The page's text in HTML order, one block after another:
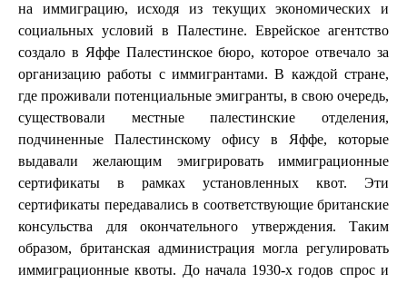
на иммиграцию, исходя из текущих экономических и
социальных условий в Палестине. Еврейское агентство
создало в Яффе Палестинское бюро, которое отвечало за
организацию работы с иммигрантами. В каждой стране,
где проживали потенциальные эмигранты, в свою очередь,
существовали местные палестинские отделения,
подчиненные Палестинскому офису в Яффе, которые
выдавали желающим эмигрировать иммиграционные
сертификаты в рамках установленных квот. Эти
сертификаты передавались в соответствующие британские
консульства для окончательного утверждения. Таким
образом, британская администрация могла регулировать
иммиграционные квоты. До начала 1930-х годов спрос и